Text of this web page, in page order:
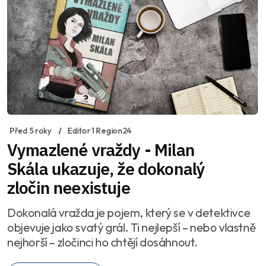
Před 5 roky Editor 1 Region24
Vymazlené vraždy - Milan
Skála ukazuje, že dokonalý
zločin neexistuje
Dokonalá vražda je pojem, který se v detektivce
objevuje jako svatý grál. Ti nejlepší – nebo vlastně
nejhorší – zločinci ho chtějí dosáhnout.